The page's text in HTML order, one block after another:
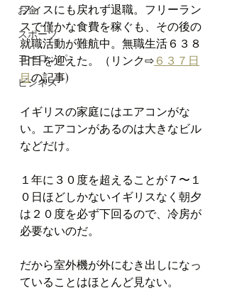
お金
スポーツ
ヨーロッパ
ビジネス
フィスにも戻れず退職。フリーラン
スで僅かな食費を稼ぐも、その後の
就職活動が難航中。無職生活６３８
日目を迎えた。（リンク⇨６３７日
目の記事)
イギリスの家庭にはエアコンがな
い。エアコンがあるのは大きなビル
などだけ。
１年に３０度を超えることが７〜１
０日ほどしかないイギリスなく朝夕
は２０度を必ず下回るので、冷房が
必要ないのだ。
だから室外機が外にむき出しになっ
ていることはほとんど見ない。